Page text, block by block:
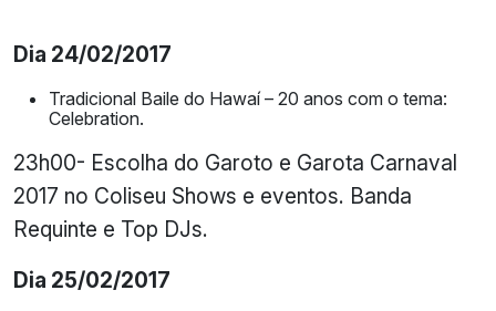
Dia 24/02/2017
Tradicional Baile do Hawaí – 20 anos com o tema:
Celebration.
23h00- Escolha do Garoto e Garota Carnaval
2017 no Coliseu Shows e eventos. Banda
Requinte e Top DJs.
Dia 25/02/2017